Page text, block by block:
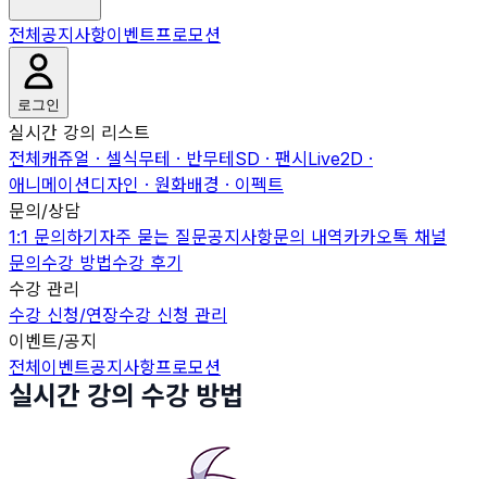
전체 공지사항이벤트프로모션
로그인
실시간 강의 리스트
전체 캐쥬얼 · 셀식무테 · 반무테 SD · 팬시 Live2D ·
애니메이션디자인 · 원화배경 · 이펙트
문의/상담
1:1 문의하기 자주 묻는 질문공지사항문의 내역카카오톡 채널
문의 수강 방법수강 후기
수강 관리
수강 신청/연장수강 신청 관리
이벤트/공지
전체 이벤트공지사항프로모션
실시간 강의 수강 방법